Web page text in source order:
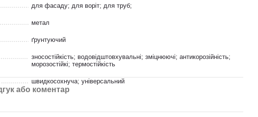
для фасаду; для воріт; для труб;
метал
ґрунтуючий
зносостійкість; водовідштовхувальні; зміцнюючі; антикорозійність;
морозостійкі; термостійкість
швидкосохнуча; універсальний
або коментар